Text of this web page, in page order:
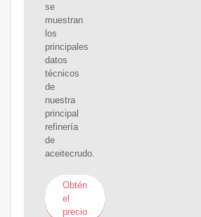
se
muestran
los
principales
datos
técnicos
de
nuestra
principal
refinería
de
aceitecrudo.
Obtén
el
precio